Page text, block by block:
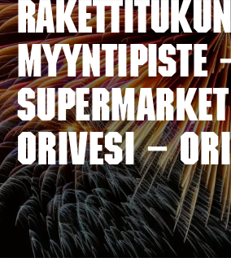
myyntipiste
SUPERMARKET
ORIVESI –